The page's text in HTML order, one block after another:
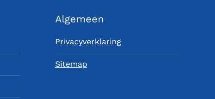
Algemeen
Privacyverklaring
Sitemap